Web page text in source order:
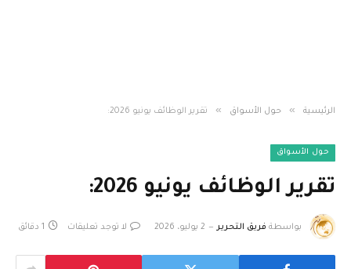
الرئيسية » حول الأسواق » تقرير الوظائف يونيو 2026:
حول الأسواق
تقرير الوظائف يونيو 2026:
بواسطة فريق التحرير 2 يوليو، 2026 لا توجد تعليقات 1 دقائق